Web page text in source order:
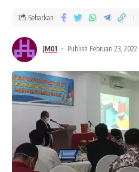
JM01 Publish Februari 23, 2022
Sebarkan